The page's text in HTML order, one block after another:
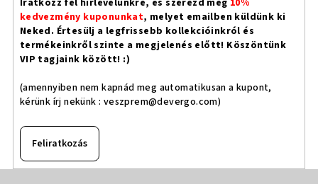
kedvezmény kuponunkat, melyet emailben küldünk ki
Neked. Értesülj a legfrissebb kollekcióinkról és
termékeinkről szinte a megjelenés előtt! Köszöntünk
VIP tagjaink között! :)
(amennyiben nem kapnád meg automatikusan a kupont,
kérünk írj nekünk : veszprem@devergo.com)
Feliratkozás